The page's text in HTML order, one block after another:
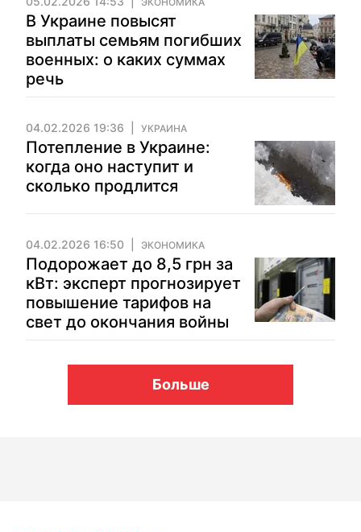
В Украине повысят
выплаты семьям погибших
военных: о каких суммах
речь
04.02.2026 19:36 УКРАИНА
Потепление в Украине:
когда оно наступит и
сколько продлится
04.02.2026 16:50 ЭКОНОМИКА
Подорожает до 8,5 грн за
кВт: эксперт прогнозирует
повышение тарифов на
свет до окончания войны
Больше